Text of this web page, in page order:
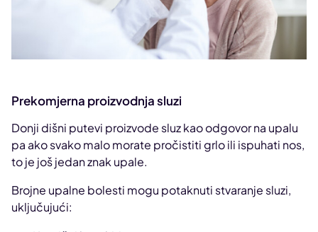
Prekomjerna proizvodnja sluzi
Donji dišni putevi proizvode sluz kao odgovor na upalu
pa ako svako malo morate pročistiti grlo ili ispuhati nos,
to je još jedan znak upale.
Brojne upalne bolesti mogu potaknuti stvaranje sluzi,
uključujući: